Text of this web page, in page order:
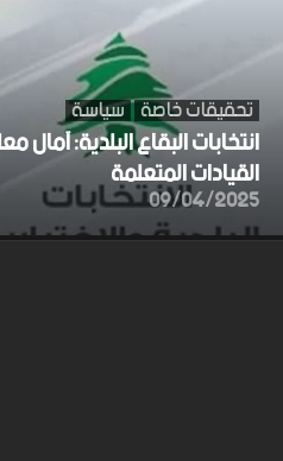
تحقيقات خاصة سياسة
انتخابات البقاع البلدية:
القيادات المتعلمة
09/04/2025